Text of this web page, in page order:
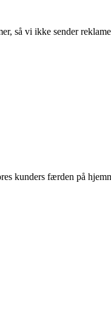
så vi ikke sender
kunders færden på